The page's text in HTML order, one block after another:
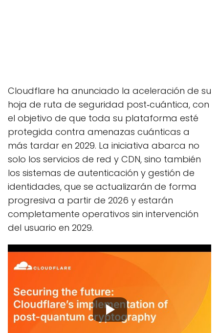
Cloudflare ha anunciado la aceleración de su
hoja de ruta de seguridad post‑cuántica, con
el objetivo de que toda su plataforma esté
protegida contra amenazas cuánticas a
más tardar en 2029. La iniciativa abarca no
solo los servicios de red y CDN, sino también
los sistemas de autenticación y gestión de
identidades, que se actualizarán de forma
progresiva a partir de 2026 y estarán
completamente operativos sin intervención
del usuario en 2029.